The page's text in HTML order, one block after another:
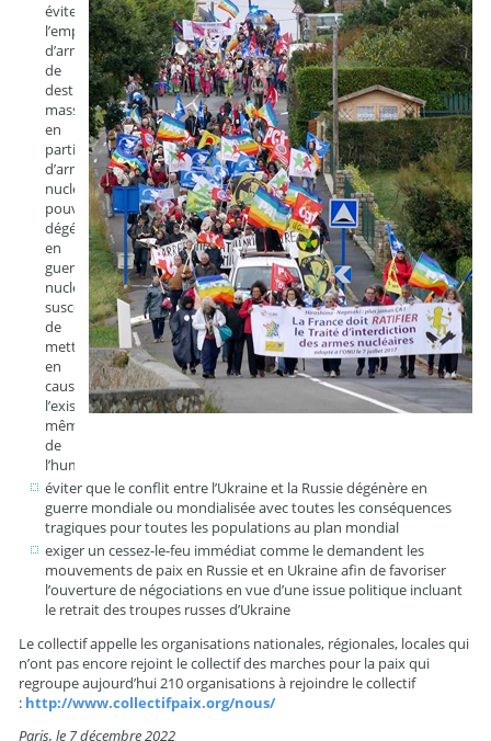
éviter
l’emploi
d’armes
de
destruction
massive
en
particulier
d’armes
nucléaires
pouvant
dégénérer
en
guerre
nucléaire
susceptible
de
mettre
en
cause
l’existence
même
de
l’humanité
éviter que le conflit entre l’Ukraine et la Russie dégénère en
guerre mondiale ou mondialisée avec toutes les conséquences
tragiques pour toutes les populations au plan mondial
exiger un cessez-le-feu immédiat comme le demandent les
mouvements de paix en Russie et en Ukraine afin de favoriser
l’ouverture de négociations en vue d’une issue politique incluant
le retrait des troupes russes d’Ukraine
Le collectif appelle les organisations nationales, régionales, locales qui
n’ont pas encore rejoint le collectif des marches pour la paix qui
regroupe aujourd’hui 210 organisations à rejoindre le collectif
: http://www.collectifpaix.org/nous/
Paris, le 7 décembre 2022